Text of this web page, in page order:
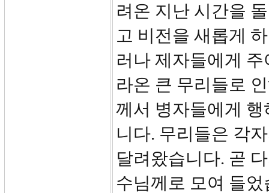
려온 지난 시간을
고 비전을 새롭게
러나 제자들에게
라온 큰 무리들로
께서 병자들에게
니다. 무리들은 각
달려왔습니다. 곧
수님께로 모여 들